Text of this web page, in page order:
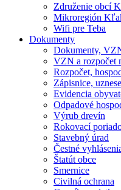
Združenie obcí
Mikroregión
Wifi pre Teba
Dokumenty
Dokumenty,
VZN a rozpočet
Rozpočet,
Zápisnice,
Evidencia
Odpadové
Výrub drevín
Rokovací
Stavebný úrad
Čestné
Štatút obce
Smernice
Civilná ochrana